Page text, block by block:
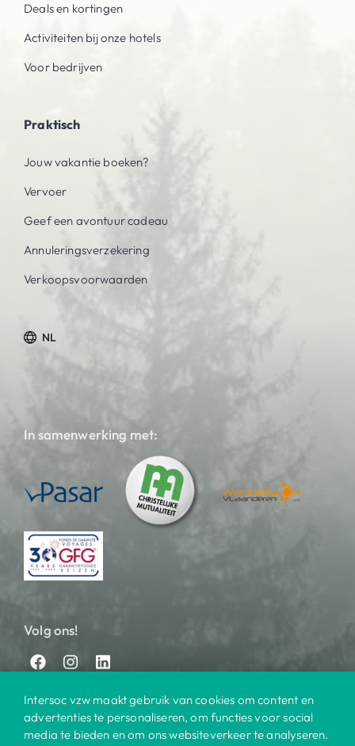
Deals en kortingen
Activiteiten bij onze hotels
Voor bedrijven
Praktisch
Jouw vakantie boeken?
Vervoer
Geef een avontuur cadeau
Annuleringsverzekering
Verkoopsvoorwaarden
NL
In samenwerking met:
Volg ons!
Intersoc vzw maakt gebruik van cookies om content en
advertenties te personaliseren, om functies voor social
media te bieden en om ons websiteverkeer te analyseren.